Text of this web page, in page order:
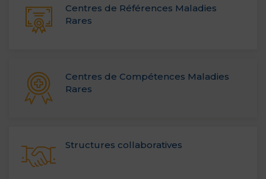
Centres de Références Maladies
Rares
Centres de Compétences Maladies
Rares
Structures collaboratives